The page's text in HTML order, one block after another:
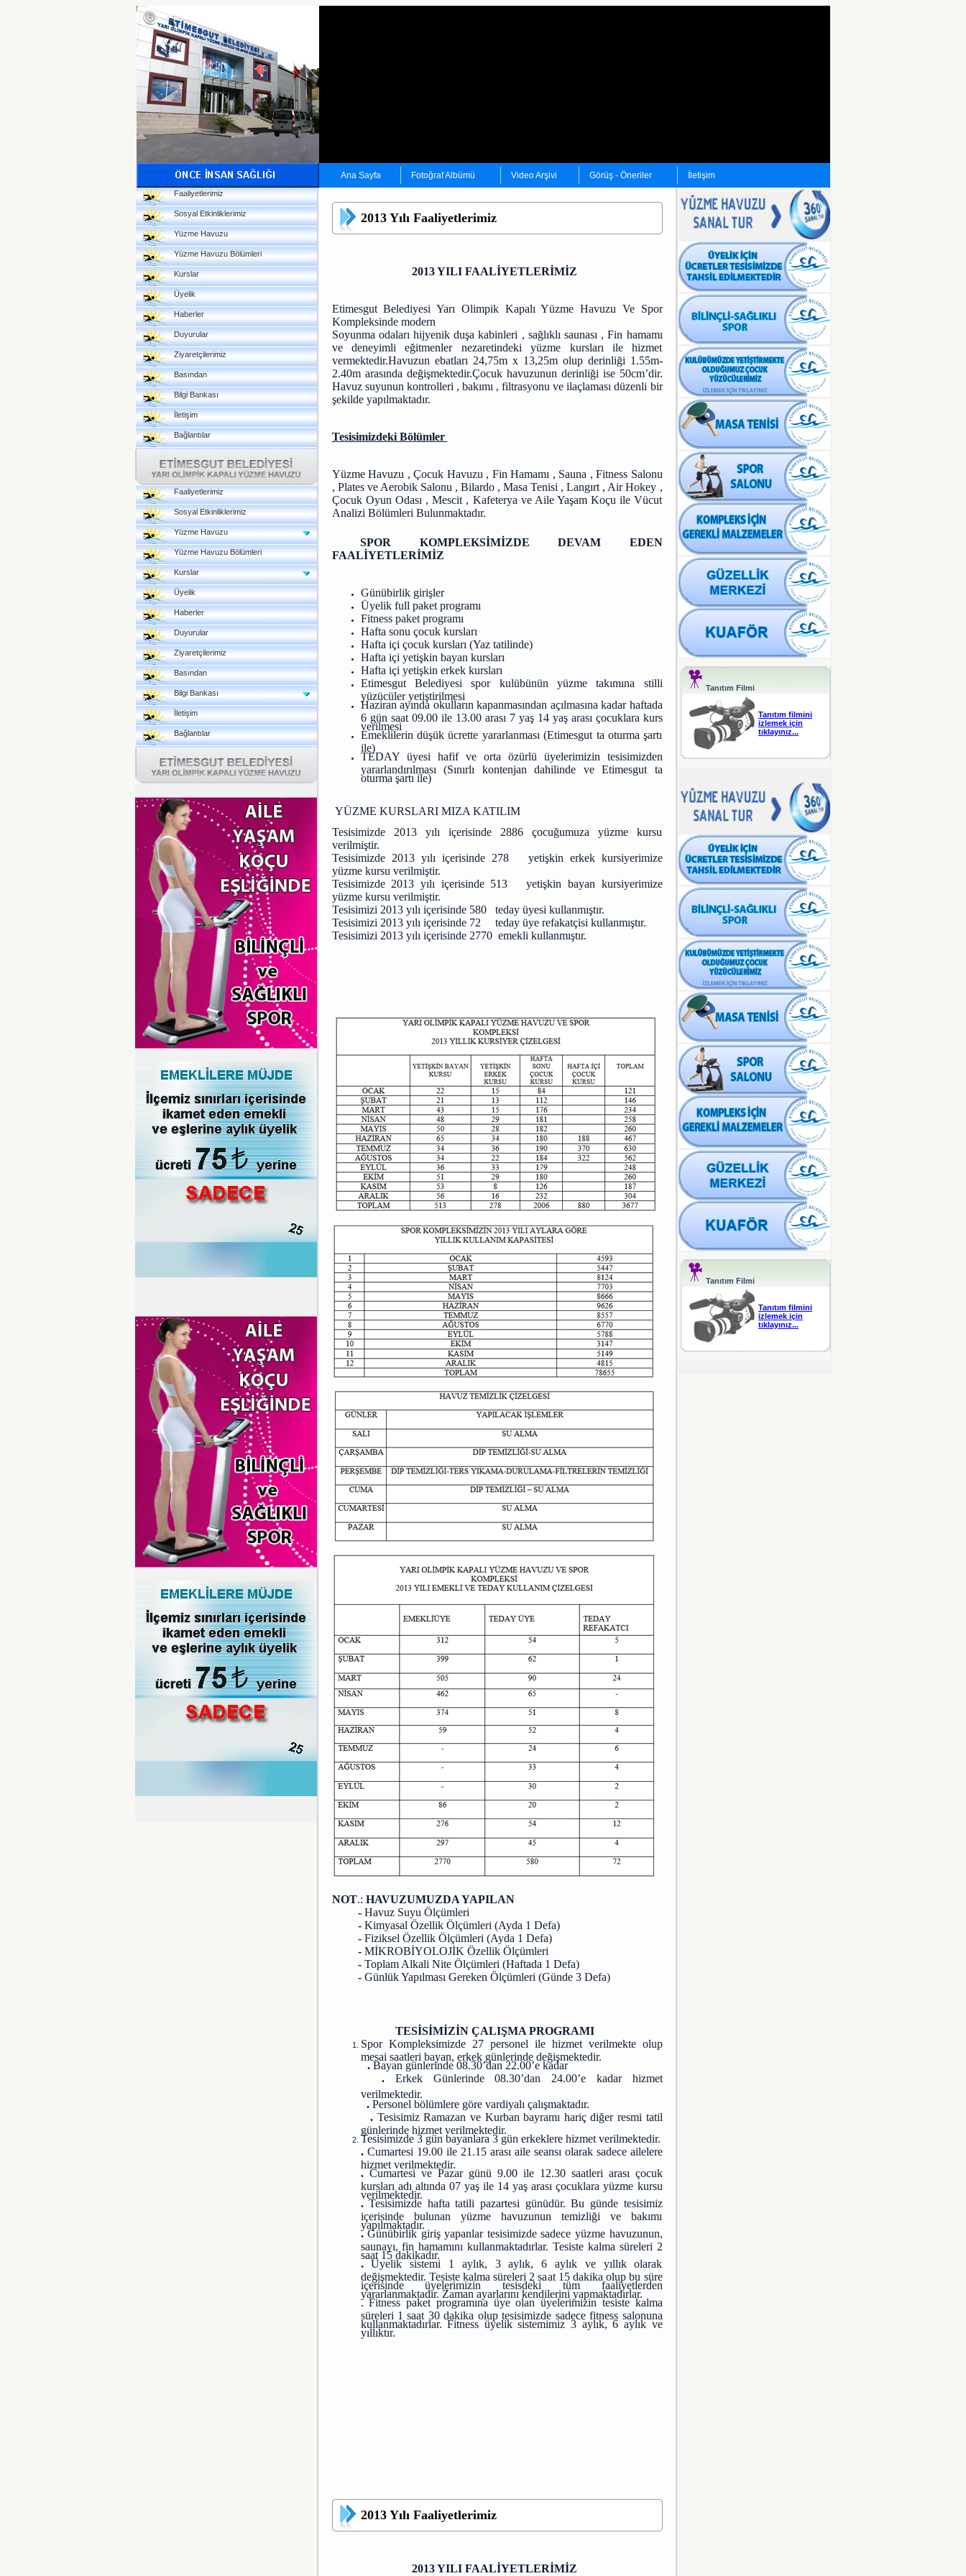
Ana Sayfa Fotoğraf Albümü Video Arşivi Görüş - Öneriler İletişim
Faaliyetlerimiz
Sosyal Etkinliklerimiz
Yüzme Havuzu
Yüzme Havuzu Bölümleri
Kurslar
Üyelik
Haberler
Duyurular
Ziyaretçilerimiz
Basından
Bilgi Bankası
İletişim
Bağlantılar
Faaliyetlerimiz
Sosyal Etkinliklerimiz
Yüzme Havuzu
Yüzme Havuzu Bölümleri
Kurslar
Üyelik
Haberler
Duyurular
Ziyaretçilerimiz
Basından
Bilgi Bankası
İletişim
Bağlantılar
2013 Yılı Faaliyetlerimiz
2013 YILI FAALİYETLERİMİZ
Etimesgut Belediyesi Yarı Olimpik Kapalı Yüzme Havuzu Ve Spor
Kompleksinde modern
Soyunma odaları hijyenik duşa kabinleri , sağlıklı saunası , Fin hamamı
ve deneyimli eğitmenler nezaretindeki yüzme kursları ile hizmet
vermektedir.Havuzun ebatları 24,75m x 13,25m olup derinliği 1.55m-
2.40m arasında değişmektedir.Çocuk havuzunun derinliği ise 50cm’dir.
Havuz suyunun kontrolleri , bakımı , filtrasyonu ve ilaçlaması düzenli bir
şekilde yapılmaktadır.
Tesisimizdeki Bölümler
Yüzme Havuzu , Çocuk Havuzu , Fin Hamamı , Sauna , Fitness Salonu
, Plates ve Aerobik Salonu , Bilardo , Masa Tenisi , Langırt , Air Hokey ,
Çocuk Oyun Odası , Mescit , Kafeterya ve Aile Yaşam Koçu ile Vücut
Analizi Bölümleri Bulunmaktadır.
SPOR KOMPLEKSİMİZDE DEVAM EDEN
FAALİYETLERİMİZ
Günübirlik girişler
Üyelik full paket programı
Fitness paket programı
Hafta sonu çocuk kursları
Hafta içi çocuk kursları (Yaz tatilinde)
Hafta içi yetişkin bayan kursları
Hafta içi yetişkin erkek kursları
Etimesgut Belediyesi spor kulübünün yüzme takımına stilli
yüzücüler yetiştirilmesi
Haziran ayında okulların kapanmasından açılmasına kadar haftada
6 gün saat 09.00 ile 13.00 arası 7 yaş 14 yaş arası çocuklara kurs
verilmesi
Emeklilerin düşük ücrette yararlanması (Etimesgut ta oturma şartı
ile)
TEDAY üyesi hafif ve orta özürlü üyelerimizin tesisimizden
yararlandırılması (Sınırlı kontenjan dahilinde ve Etimesgut ta
oturma şartı ile)
YÜZME KURSLARI MIZA KATILIM
Tesisimizde 2013 yılı içerisinde 2886 çocuğumuza yüzme kursu
verilmiştir.
Tesisimizde 2013 yılı içerisinde 278
yetişkin erkek kursiyerimize
yüzme kursu verilmiştir.
Tesisimizde 2013 yılı içerisinde 513
yetişkin bayan kursiyerimize
yüzme kursu verilmiştir.
Tesisimizi 2013 yılı içerisinde 580
teday üyesi kullanmıştır.
Tesisimizi 2013 yılı içerisinde 72
teday üye refakatçisi kullanmıştır.
Tesisimizi 2013 yılı içerisinde 2770 emekli kullanmıştır.
NOT.: HAVUZUMUZDA YAPILAN
- Havuz Suyu Ölçümleri
- Kimyasal Özellik Ölçümleri (Ayda 1 Defa)
- Fiziksel Özellik Ölçümleri (Ayda 1 Defa)
- MİKROBİYOLOJİK Özellik Ölçümleri
- Toplam Alkali Nite Ölçümleri (Haftada 1 Defa)
- Günlük Yapılması Gereken Ölçümleri (Günde 3 Defa)
TESİSİMİZİN ÇALIŞMA PROGRAMI
Spor Kompleksimizde 27 personel ile hizmet verilmekte olup
mesai saatleri bayan, erkek günlerinde değişmektedir.
. Bayan günlerinde 08.30’dan 22.00’e kadar
. Erkek Günlerinde 08.30’dan 24.00’e kadar hizmet
verilmektedir.
. Personel bölümlere göre vardiyalı çalışmaktadır.
. Tesisimiz Ramazan ve Kurban bayramı hariç diğer resmi tatil
günlerinde hizmet verilmektedir.
Tesisimizde 3 gün bayanlara 3 gün erkeklere hizmet verilmektedir.
. Cumartesi 19.00 ile 21.15 arası aile seansı olarak sadece ailelere
hizmet verilmektedir.
. Cumartesi ve Pazar günü 9.00 ile 12.30 saatleri arası çocuk
kursları adı altında 07 yaş ile 14 yaş arası çocuklara yüzme kursu
verilmektedir.
.Tesisimizde hafta tatili pazartesi günüdür. Bu günde tesisimiz
içerisinde bulunan yüzme havuzunun temizliği ve bakımı
yapılmaktadır.
.Günübirlik giriş yapanlar tesisimizde sadece yüzme havuzunun,
saunayı, fin hamamını kullanmaktadırlar. Tesiste kalma süreleri 2
saat 15 dakikadır.
.Üyelik sistemi 1 aylık, 3 aylık, 6 aylık ve yıllık olarak
değişmektedir. Tesiste kalma süreleri 2 saat 15 dakika olup bu süre
içerisinde üyelerimizin tesisdeki tüm faaliyetlerden
yararlanmaktadır. Zaman ayarlarını kendilerini yapmaktadırlar.
. Fitness paket programına üye olan üyelerimizin tesiste kalma
süreleri 1 saat 30 dakika olup tesisimizde sadece fitness salonuna
kullanmaktadırlar. Fitness üyelik sistemimiz 3 aylık, 6 aylık ve
yıllıktır.
2013 Yılı Faaliyetlerimiz
2013 YILI FAALİYETLERİMİZ
Tanıtım Filmi
Tanıtım filmini
izlemek için
tıklayınız...
Tanıtım Filmi
Tanıtım filmini
izlemek için
tıklayınız...